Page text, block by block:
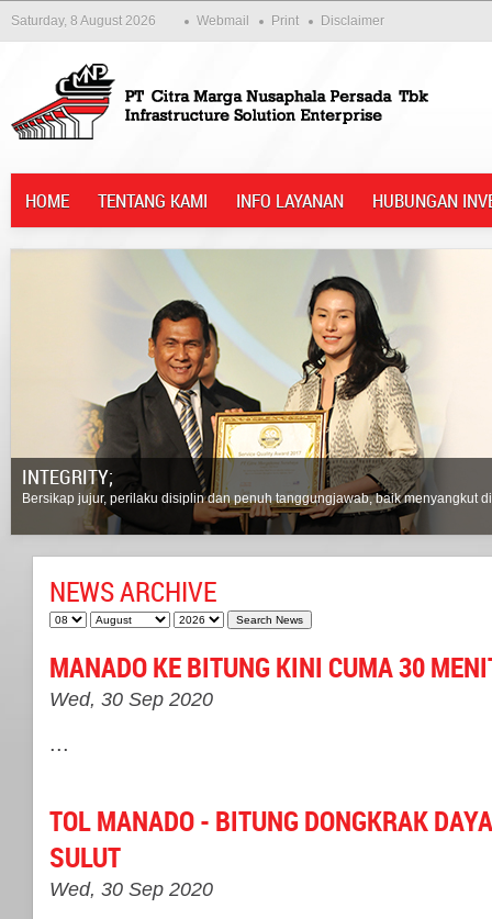
Saturday, 8 August 2026 Webmail Print Disclaimer
HOME TENTANG KAMI INFO LAYANAN HUBUNGAN
Integrity;
Bersikap jujur, perilaku disiplin dan penuh tanggungjawab, baik menyangkut
NEWS ARCHIVE
MANADO KE BITUNG KINI CUMA 30
Wed, 30 Sep 2020
...
TOL MANADO - BITUNG DONGKRAK
SULUT
Wed, 30 Sep 2020